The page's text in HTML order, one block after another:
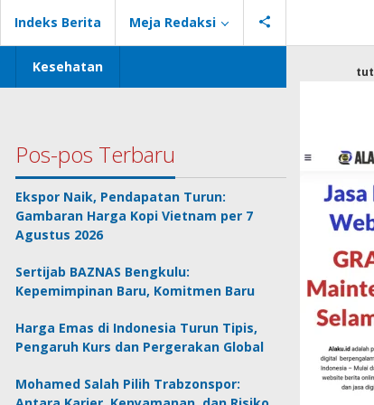
Indeks Berita Meja Redaksi
Kesehatan
Pos-pos Terbaru
Ekspor Naik, Pendapatan Turun:
Gambaran Harga Kopi Vietnam per 7
Agustus 2026
Sertijab BAZNAS Bengkulu:
Kepemimpinan Baru, Komitmen Baru
Harga Emas di Indonesia Turun Tipis,
Pengaruh Kurs dan Pergerakan Global
Mohamed Salah Pilih Trabzonspor: